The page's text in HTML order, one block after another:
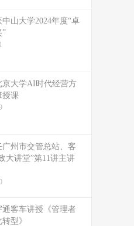
山大学2024年度“卓
”
京大学AI时代经营方
授课
广州市交管总站、客
大讲堂”第11讲主讲
通客车讲授《管理者
型》